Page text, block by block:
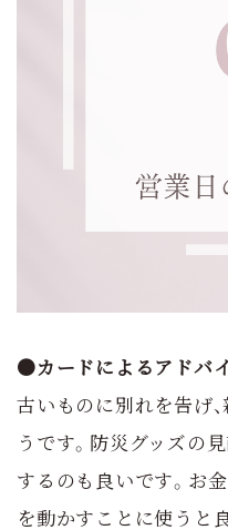
●カードによるアドバ
古いものに別れを告げ
うです。防災グッズの
するのも良いです。お
を動かすことに使うと